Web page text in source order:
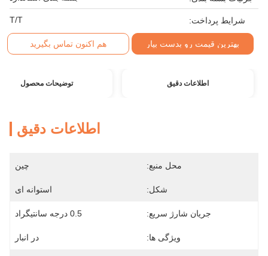
شرایط پرداخت: T/T
بهترین قیمت رو بدست بیار هم اکنون تماس بگیرید
اطلاعات دقیق توضیحات محصول
اطلاعات دقیق
محل منبع: چین
شکل: استوانه ای
جریان شارژ سریع: 0.5 درجه سانتیگراد
ویژگی ها: در انبار